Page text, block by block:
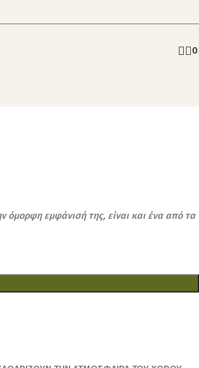
0
όμορφη εμφάνισή της, είναι και ένα από τα